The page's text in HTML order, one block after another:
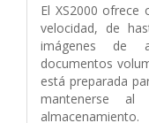
El XS2000 ofrece
velocidad, de
imágenes de
documentos
está preparada
mantenerse